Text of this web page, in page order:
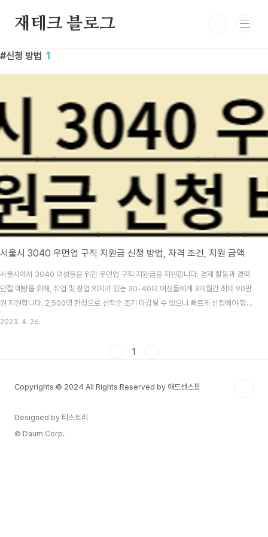
재테크 블로그
신청 방법 1
서울시 3040 우먼업 구직 지원금 신청 방법, 자격 조건, 지원 금액
서울시에서 3040 여성들을 위한 우먼업 구직 지원금을 지원합니다. 경제 활동과 경력
단절 예방을 위해, 취업 및 창업 의지가 있는 30-40대 여성들에게 3개월간 최대 90만
원 지원합니다. 2,500명 한정으로 선착순 조기 마감될 수 있으니 빠르게 신청해야 합니
다. 자신의 자격을 몰라도 신청부터 해야 혜택 받을 순위에 들어갈 수 있으니 아래 링크
비스 연계 희망기관..
2023. 4. 26.
1
Copyrights © 2024 All Rights Reserved by 애드센스팜
Designed by 티스토리
© Daum Corp.